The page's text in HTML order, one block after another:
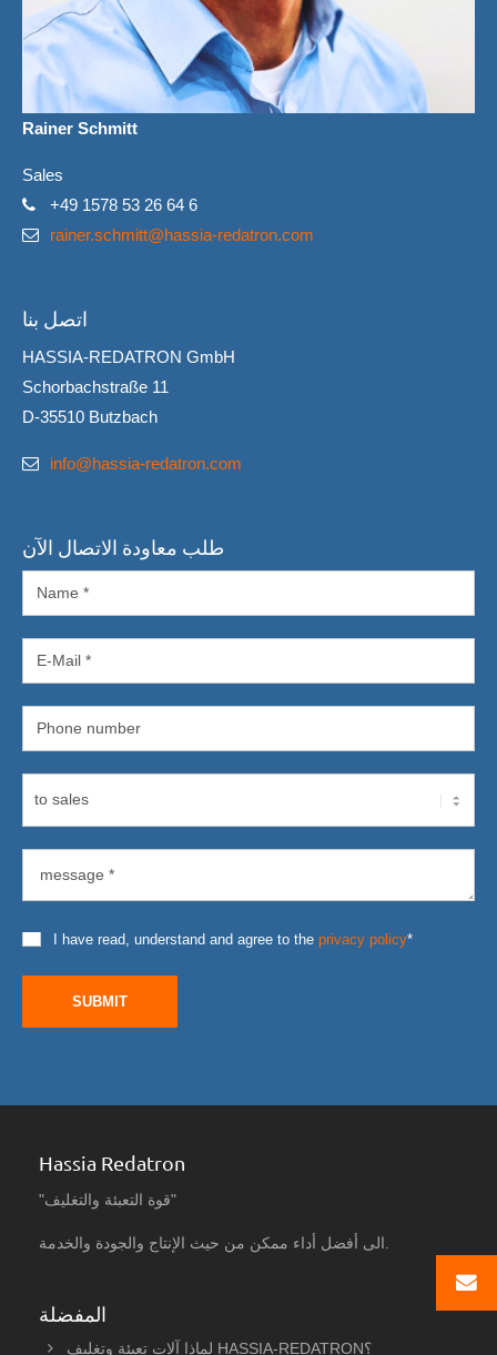
Rainer Schmitt
Sales
+49 1578 53 26 64 6
rainer.schmitt@hassia-redatron.com
اتصل بنا
HASSIA-REDATRON GmbH
Schorbachstraße 11
D-35510 Butzbach
info@hassia-redatron.com
طلب معاودة الاتصال الآن
I have read, understand and agree to the privacy policy*
SUBMIT
Hassia Redatron
"قوة التعبئة والتغليف"
المفضلة